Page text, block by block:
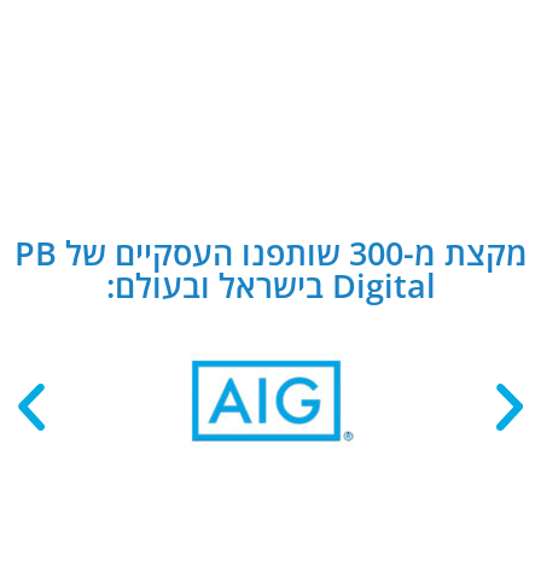
מקצת מ-300 שותפנו העסקיים של PB
Digital בישראל ובעולם: